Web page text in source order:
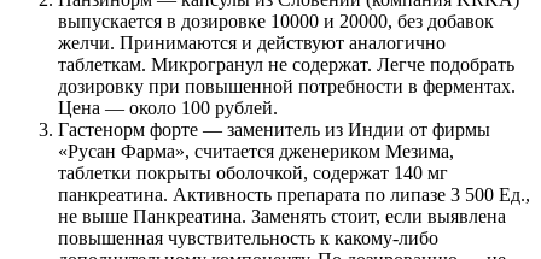
выпускается в дозировке 10000 и 20000, без добавок
желчи. Принимаются и действуют аналогично
таблеткам. Микрогранул не содержат. Легче подобрать
дозировку при повышенной потребности в ферментах.
Цена — около 100 рублей.
Гастенорм форте — заменитель из Индии от фирмы
«Русан Фарма», считается дженериком Мезима,
таблетки покрыты оболочкой, содержат 140 мг
панкреатина. Активность препарата по липазе 3 500 Ед.,
не выше Панкреатина. Заменять стоит, если выявлена
повышенная чувствительность к какому-либо